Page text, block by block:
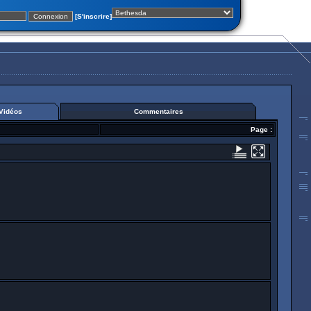
[S'inscrire]
Commentaires
Page :